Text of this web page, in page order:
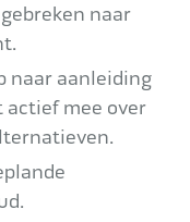
naar
naar aanleiding
actief mee over